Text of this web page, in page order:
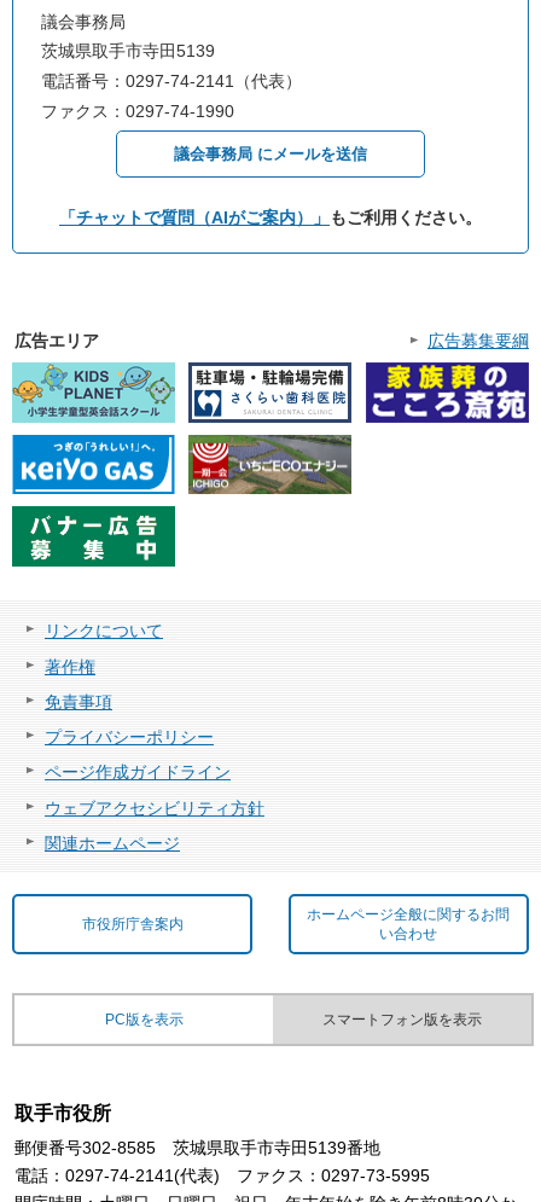
議会事務局
茨城県取手市寺田5139
電話番号：0297-74-2141（代表）
ファクス：0297-74-1990
議会事務局 にメールを送信
「チャットで質問（AIがご案内）」 もご利用ください。
広告エリア 広告募集要綱
リンクについて
著作権
免責事項
プライバシーポリシー
ページ作成ガイドライン
ウェブアクセシビリティ方針
関連ホームページ
市役所庁舎案内
ホームページ全般に関するお問
い合わせ
PC版を表示 スマートフォン版を表示
取手市役所
郵便番号302-8585 茨城県取手市寺田5139番地
電話：0297-74-2141(代表) ファクス：0297-73-5995